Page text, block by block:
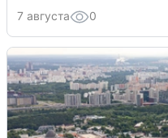
7 августа 0